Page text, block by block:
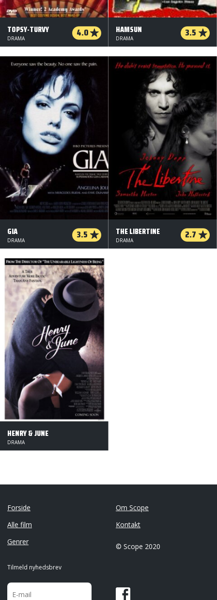
TOPSY-TURVY 4.0
DRAMA
HAMSUN 3.5
DRAMA
GIA 3.5
DRAMA
THE LIBERTINE 2.7
DRAMA
HENRY & JUNE
DRAMA
Forside
Alle film
Genrer
Om Scope
Kontakt
© Scope 2020
Tilmeld nyhedsbrev